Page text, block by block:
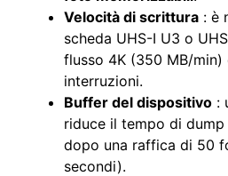
Velocità di scrittura : è
scheda UHS-I U3 o
flusso 4K (350 MB/min)
interruzioni.
Buffer del dispositivo :
riduce il tempo di dump
dopo una raffica di 50
secondi).